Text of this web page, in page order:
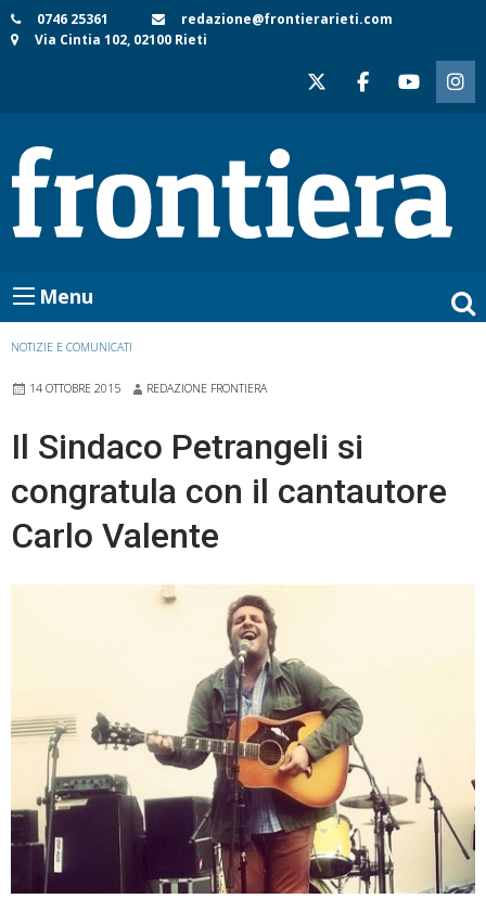
Skip
to
0746 25361
redazione@frontierarieti.com
Via Cintia 102, 02100 Rieti
Menu
NOTIZIE E COMUNICATI
14 OTTOBRE 2015 REDAZIONE FRONTIERA
Il Sindaco Petrangeli si
congratula con il cantautore
Carlo Valente